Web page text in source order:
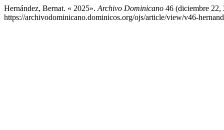
Hernández, Bernat. « 2025». Archivo Dominicano 46 (diciembre 22,
https://archivodominicano.dominicos.org/ojs/article/view/v46-